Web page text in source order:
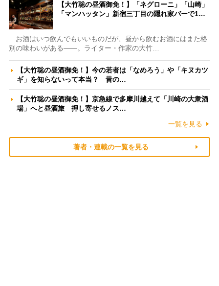
【大竹聡の昼酒御免！】「ネグローニ」「山崎」
「マンハッタン」新宿三丁目の隠れ家バーで1…
お酒はいつ飲んでもいいものだが、昼から飲むお酒にはまた格
別の味わいがある――。ライター・作家の大竹…
【大竹聡の昼酒御免！】今の若者は「なめろう」や「キヌカツ
ギ」を知らないって本当？ 昔の…
【大竹聡の昼酒御免！】京急線で多摩川越えて「川崎の大衆酒
場」へと昼酒旅 押し寄せるノス…
一覧を見る
著者・連載の一覧を見る